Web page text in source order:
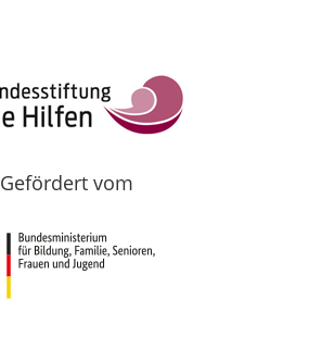
Gefördert vom